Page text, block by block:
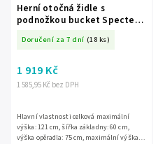
Herní otočná židle s
podnožkou bucket Specter
Doručení za 7 dní (18 ks)
1 585,95 Kč bez DPH
1 919 Kč
Hlavní vlastnosti celková maximální
výška: 121 cm, šířka základny: 60 cm,
výška opěradla: 75 cm, maximální výška